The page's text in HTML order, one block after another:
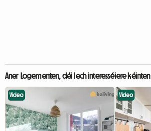
Aner Logementen, déi Iech interesséiere kéinten
Video Video